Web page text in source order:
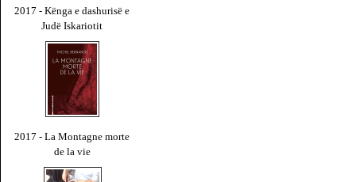
2017 - Kënga e dashurisë e
Judë Iskariotit
2017 - La Montagne morte
de la vie